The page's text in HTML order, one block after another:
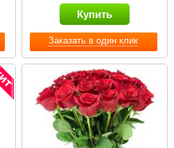
Заказать в один клик
Купить